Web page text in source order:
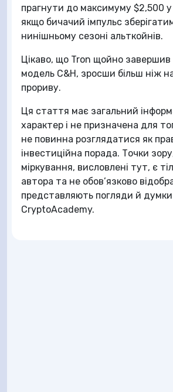
прагнути до максимуму $2,500 у
якщо бичачий імпульс
нинішньому сезоні альткойнів.
Цікаво, що Tron щойно завершив
модель C&H, зросши більш ніж
прориву.
Ця стаття має загальний
характер і не призначена для
не повинна розглядатися як
інвестиційна порада. Точки
міркування, висловлені тут, є
автора та не обов’язково
представляють погляди й думки
CryptoAcademy.